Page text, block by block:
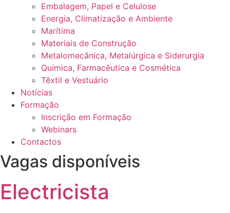
Embalagem, Papel e Celulose
Energia, Climatização e Ambiente
Marítima
Materiais de Construção
Metalomecânica, Metalúrgica e Siderurgia
Química, Farmacêutica e Cosmética
Têxtil e Vestuário
Notícias
Formação
Inscrição em Formação
Webinars
Contactos
Vagas disponíveis
Electricista